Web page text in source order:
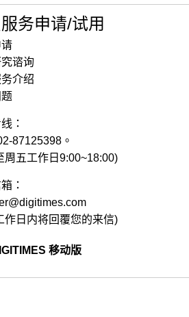
务申请/试用
谘询
介绍
：
87125398。
周五工作日9:00~18:00)
：
作日内将回覆您的来信)
移动版